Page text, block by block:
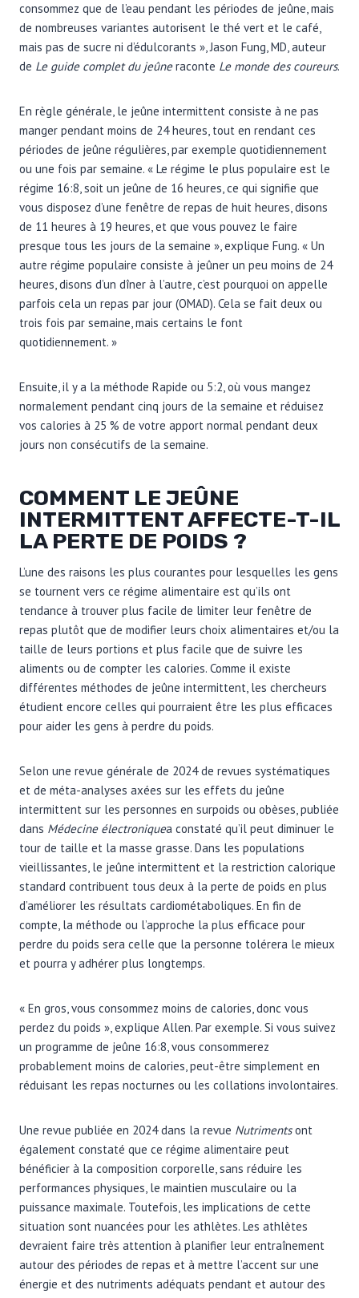
consommez que de l’eau pendant les périodes de jeûne, mais
de nombreuses variantes autorisent le thé vert et le café,
mais pas de sucre ni d’édulcorants », Jason Fung, MD, auteur
de Le guide complet du jeûneraconte Le monde des coureurs.
En règle générale, le jeûne intermittent consiste à ne pas
manger pendant moins de 24 heures, tout en rendant ces
périodes de jeûne régulières, par exemple quotidiennement
ou une fois par semaine. « Le régime le plus populaire est le
régime 16:8, soit un jeûne de 16 heures, ce qui signifie que
vous disposez d’une fenêtre de repas de huit heures, disons
de 11 heures à 19 heures, et que vous pouvez le faire
presque tous les jours de la semaine », explique Fung. « Un
autre régime populaire consiste à jeûner un peu moins de 24
heures, disons d’un dîner à l’autre, c’est pourquoi on appelle
parfois cela un repas par jour (OMAD). Cela se fait deux ou
trois fois par semaine, mais certains le font
quotidiennement. »
Ensuite, il y a la méthode Rapide ou 5:2, où vous mangez
normalement pendant cinq jours de la semaine et réduisez
vos calories à 25 % de votre apport normal pendant deux
jours non consécutifs de la semaine.
COMMENT LE JEÛNE
INTERMITTENT AFFECTE-T-IL
LA PERTE DE POIDS ?
L’une des raisons les plus courantes pour lesquelles les gens
se tournent vers ce régime alimentaire est qu’ils ont
tendance à trouver plus facile de limiter leur fenêtre de
repas plutôt que de modifier leurs choix alimentaires et/ou la
taille de leurs portions et plus facile que de suivre les
aliments ou de compter les calories. Comme il existe
différentes méthodes de jeûne intermittent, les chercheurs
étudient encore celles qui pourraient être les plus efficaces
pour aider les gens à perdre du poids.
Selon une revue générale de 2024 de revues systématiques
et de méta-analyses axées sur les effets du jeûne
intermittent sur les personnes en surpoids ou obèses, publiée
dans Médecine électroniquea constaté qu’il peut diminuer le
tour de taille et la masse grasse. Dans les populations
vieillissantes, le jeûne intermittent et la restriction calorique
standard contribuent tous deux à la perte de poids en plus
d’améliorer les résultats cardiométaboliques. En fin de
compte, la méthode ou l’approche la plus efficace pour
perdre du poids sera celle que la personne tolérera le mieux
et pourra y adhérer plus longtemps.
« En gros, vous consommez moins de calories, donc vous
perdez du poids », explique Allen. Par exemple. Si vous suivez
un programme de jeûne 16:8, vous consommerez
probablement moins de calories, peut-être simplement en
réduisant les repas nocturnes ou les collations involontaires.
Une revue publiée en 2024 dans la revue Nutrimentsont
également constaté que ce régime alimentaire peut
bénéficier à la composition corporelle, sans réduire les
performances physiques, le maintien musculaire ou la
puissance maximale. Toutefois, les implications de cette
situation sont nuancées pour les athlètes. Les athlètes
devraient faire très attention à planifier leur entraînement
autour des périodes de repas et à mettre l’accent sur une
énergie et des nutriments adéquats pendant et autour des